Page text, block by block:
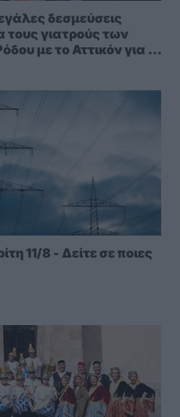
δεσμεύσεις
τους γιατρούς των
με το Αττικόν για το
11/8 - Δείτε σε ποιες